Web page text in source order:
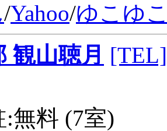
/Yahoo/ゆこゆ
観山聴月 [TEL]
:無料 (7室)